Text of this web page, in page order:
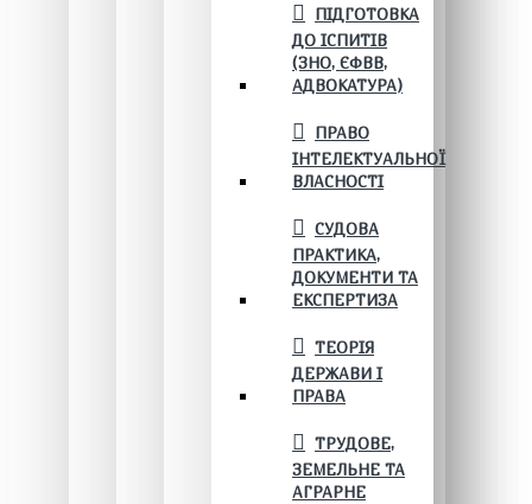
ПІДГОТОВКА
ДО ІСПИТІВ
(ЗНО, ЄФВВ,
АДВОКАТУРА)
ПРАВО
ІНТЕЛЕКТУАЛЬНОЇ
ВЛАСНОСТІ
СУДОВА
ПРАКТИКА,
ДОКУМЕНТИ ТА
ЕКСПЕРТИЗА
ТЕОРІЯ
ДЕРЖАВИ І
ПРАВА
ТРУДОВЕ,
ЗЕМЕЛЬНЕ ТА
АГРАРНЕ